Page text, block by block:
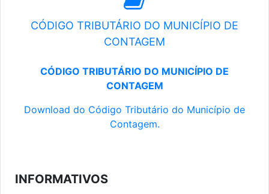
CÓDIGO TRIBUTÁRIO DO MUNICÍPIO DE
CONTAGEM
CÓDIGO TRIBUTÁRIO DO MUNICÍPIO DE
CONTAGEM
Download do Código Tributário do Município de
Contagem.
INFORMATIVOS